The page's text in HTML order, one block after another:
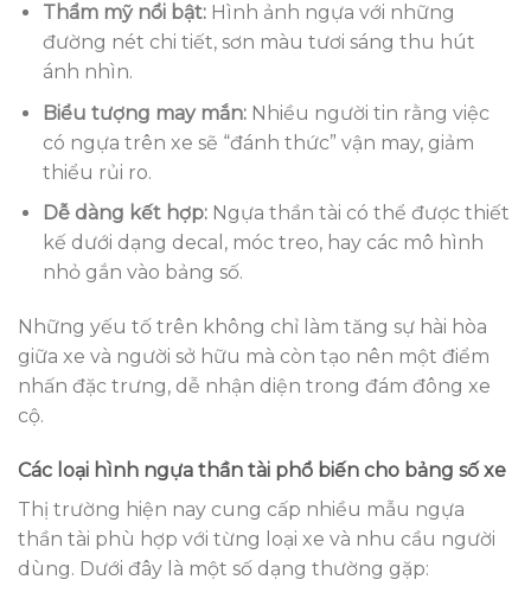
Thẩm mỹ nổi bật:Hình ảnh ngựa với những
đường nét chi tiết, sơn màu tươi sáng thu hút
ánh nhìn.
Biểu tượng may mắn:Nhiều người tin rằng việc
có ngựa trên xe sẽ “đánh thức” vận may, giảm
thiểu rủi ro.
Dễ dàng kết hợp:Ngựa thần tài có thể được thiết
kế dưới dạng decal, móc treo, hay các mô hình
nhỏ gắn vào bảng số.
Những yếu tố trên không chỉ làm tăng sự hài hòa
giữa xe và người sở hữu mà còn tạo nên một điểm
nhấn đặc trưng, dễ nhận diện trong đám đông xe
cộ.
Các loại hình ngựa thần tài phổ biến cho bảng số xe
Thị trường hiện nay cung cấp nhiều mẫu ngựa
thần tài phù hợp với từng loại xe và nhu cầu người
dùng. Dưới đây là một số dạng thường gặp: